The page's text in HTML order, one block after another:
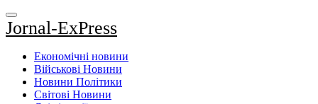
Jornal-ExPress
Економічні новини
Військові Новини
Новини Політики
Світові Новини